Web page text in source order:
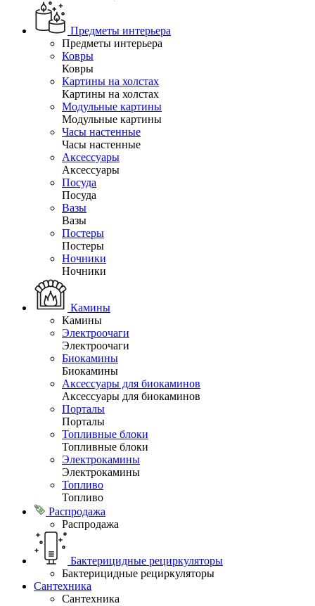
Предметы интерьера
Предметы интерьера
Ковры
Ковры
Картины на холстах
Картины на холстах
Модульные картины
Модульные картины
Часы настенные
Часы настенные
Аксессуары
Аксессуары
Посуда
Посуда
Вазы
Вазы
Постеры
Постеры
Ночники
Ночники
Камины
Камины
Электроочаги
Электроочаги
Биокамины
Биокамины
Аксессуары для биокаминов
Аксессуары для биокаминов
Порталы
Порталы
Топливные блоки
Топливные блоки
Электрокамины
Электрокамины
Топливо
Топливо
Распродажа
Распродажа
Бактерицидные рециркуляторы
Бактерицидные рециркуляторы
Сантехника
Сантехника